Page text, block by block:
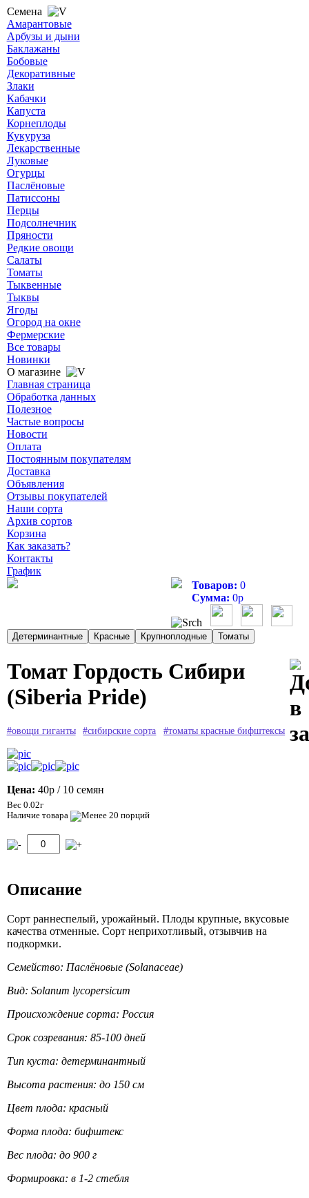
Семена
Амарантовые
Арбузы и дыни
Баклажаны
Бобовые
Декоративные
Злаки
Кабачки
Капуста
Корнеплоды
Кукуруза
Лекарственные
Луковые
Огурцы
Паслёновые
Патиссоны
Перцы
Подсолнечник
Пряности
Редкие овощи
Салаты
Томаты
Тыквенные
Тыквы
Ягоды
Огород на окне
Фермерские
Все товары
Новинки
О магазине
Главная страница
Обработка данных
Полезное
Частые вопросы
Новости
Оплата
Постоянным покупателям
Доставка
Объявления
Отзывы покупателей
Наши сорта
Архив сортов
Корзина
Как заказать?
Контакты
График
Товаров: 0
Сумма: 0р
Томат Гордость Сибири
(Siberia Pride)
#овощи гиганты #сибирские сорта #томаты красные бифштексы
Цена: 40р / 10 семян
Вес 0.02г
Наличие товара
Описание
Сорт раннеспелый, урожайный. Плоды крупные, вкусовые
качества отменные. Сорт неприхотливый, отзывчив на
подкормки.
Семейство: Паслёновые (Solanaceae)
Вид: Solanum lycopersicum
Происхождение сорта: Россия
Срок созревания: 85-100 дней
Тип куста: детерминантный
Высота растения: до 150 см
Цвет плода: красный
Форма плода: бифштекс
Вес плода: до 900 г
Формировка: в 1-2 стебля